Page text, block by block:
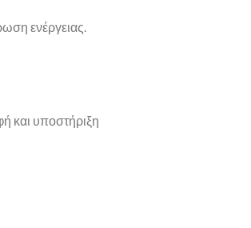
ενέργειας.
και υποστήριξη